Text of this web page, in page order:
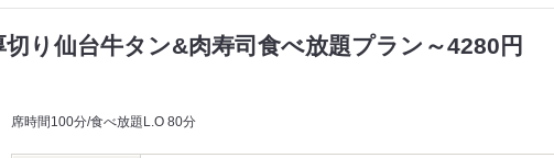
り仙台牛タン&肉寿司食べ放題プラン～4280円
席時間100分/食べ放題L.O 80分